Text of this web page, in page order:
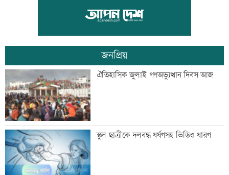
কালীগঞ্জে ৩ মাদকসেবীকে কারাদণ্ড
স্বেচ্ছাসেবী ফোরামের মাসব্যাপী আবৃত্তি
চিত্রাঙ্কন প্রতিযোগিতা
শাক ধুতে গিয়ে গৃহবধূর মৃত্যু
জনপ্রিয়
ঐতিহাসিক জুলাই গণঅভ্যুত্থান দিবস আজ
স্কুল ছাত্রীকে দলবদ্ধ ধর্ষণসহ ভিডিও ধারণ